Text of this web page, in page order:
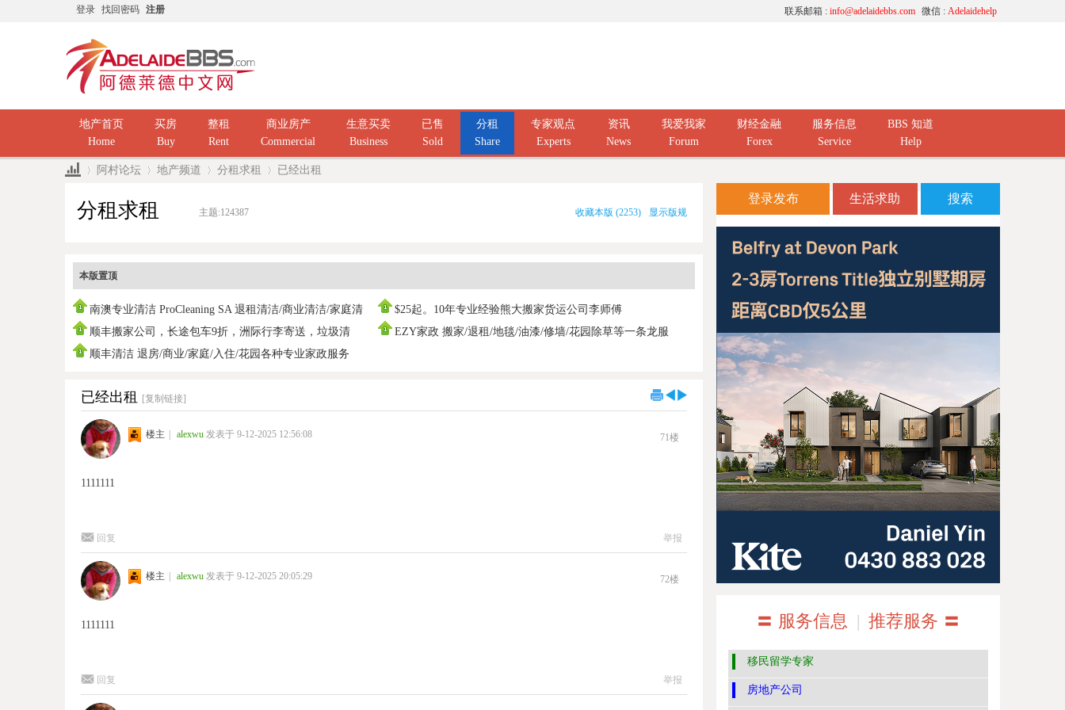
登录 找回密码 注册 微信 : Adelaidehelp
联系邮箱 : info@adelaidebbs.com
地产首页
Home
买房
Buy
整租
Rent
商业房产
Commercial
生意买卖
Business
已售
Sold
分租
Share
专家观点
Experts
资讯
News
我爱我家
Forum
财经金融
Forex
服务信息
Service
BBS 知道
Help
阿村论坛 地产频道 分租求租 已经出租
分租求租 主题:124387 显示版规
收藏本版 (2253)
本版置顶
南澳专业清洁 ProCleaning SA 退租清洁/商业清洁/家庭清
洁/ 民
$25起。10年专业经验熊大搬家货运公司李师傅
0437666808，寄存打
顺丰搬家公司，长途包车9折，洲际行李寄送，垃圾清
运，中国海运
EZY家政 搬家/退租/地毯/油漆/修墙/花园除草等一条龙服
顺丰清洁 退房/商业/家庭/入住/花园各种专业家政服务
已经出租 [复制链接]
71楼
楼主 | alexwu 发表于 9-12-2025 12:56:08
1111111
回复 举报
72楼
楼主 | alexwu 发表于 9-12-2025 20:05:29
1111111
回复 举报
登录发布 生活求助 搜索
〓 服务信息 | 推荐服务 〓
移民留学专家
房地产公司